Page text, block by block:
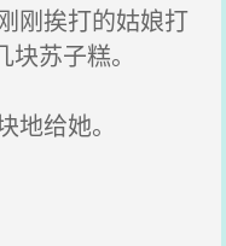
刚挨打的姑娘打
苏子糕。
给她。